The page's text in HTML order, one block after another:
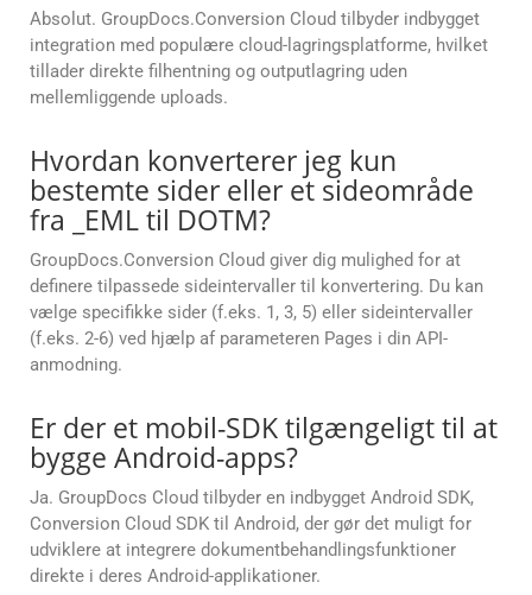
Absolut. GroupDocs.Conversion Cloud tilbyder indbygget
integration med populære cloud-lagringsplatforme, hvilket
tillader direkte filhentning og outputlagring uden
mellemliggende uploads.
Hvordan konverterer jeg kun
bestemte sider eller et sideområde
fra _EML til DOTM?
GroupDocs.Conversion Cloud giver dig mulighed for at
definere tilpassede sideintervaller til konvertering. Du kan
vælge specifikke sider (f.eks. 1, 3, 5) eller sideintervaller
(f.eks. 2-6) ved hjælp af parameteren Pages i din API-
anmodning.
Er der et mobil-SDK tilgængeligt til at
bygge Android-apps?
Ja. GroupDocs Cloud tilbyder en indbygget Android SDK,
Conversion Cloud SDK til Android, der gør det muligt for
udviklere at integrere dokumentbehandlingsfunktioner
direkte i deres Android-applikationer.